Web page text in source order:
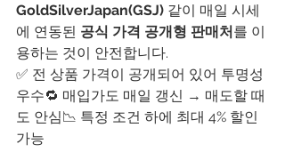
GoldSilverJapan(GSJ) 같이 매일 시세
에 연동된 공식 가격 공개형 판매처를 이
용하는 것이 안전합니다.
✅ 전 상품 가격이 공개되어 있어 투명성
우수🔁 매입가도 매일 갱신 → 매도할 때
도 안심📉 특정 조건 하에 최대 4% 할인
가능